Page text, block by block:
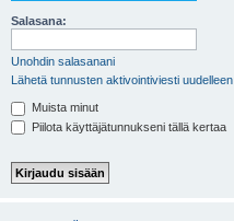
Salasana:
Unohdin salasanani
Lähetä tunnusten aktivointiviesti uudelleen
Muista minut
Piilota käyttäjätunnukseni tällä kertaa